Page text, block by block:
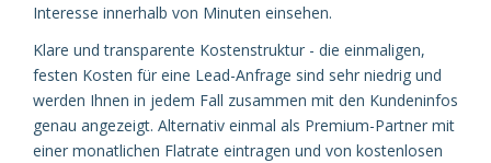
Interesse innerhalb von Minuten einsehen.
Klare und transparente Kostenstruktur - die einmaligen,
festen Kosten für eine Lead-Anfrage sind sehr niedrig und
werden Ihnen in jedem Fall zusammen mit den Kundeninfos
genau angezeigt. Alternativ einmal als Premium-Partner mit
einer monatlichen Flatrate eintragen und von kostenlosen